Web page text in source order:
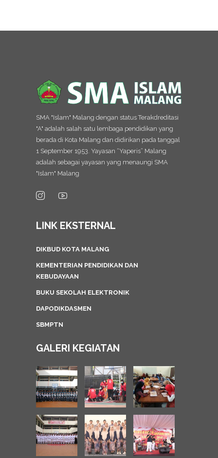
SMA "Islam" Malang dengan status Terakdreditasi
"A" adalah salah satu lembaga pendidikan yang
berada di Kota Malang dan didirikan pada tanggal
1 September 1953. Yayasan “Yaperis” Malang
adalah sebagai yayasan yang menaungi SMA
"Islam" Malang
LINK EKSTERNAL
DIKBUD KOTA MALANG
KEMENTERIAN PENDIDIKAN DAN
KEBUDAYAAN
BUKU SEKOLAH ELEKTRONIK
DAPODIKDASMEN
SBMPTN
GALERI KEGIATAN